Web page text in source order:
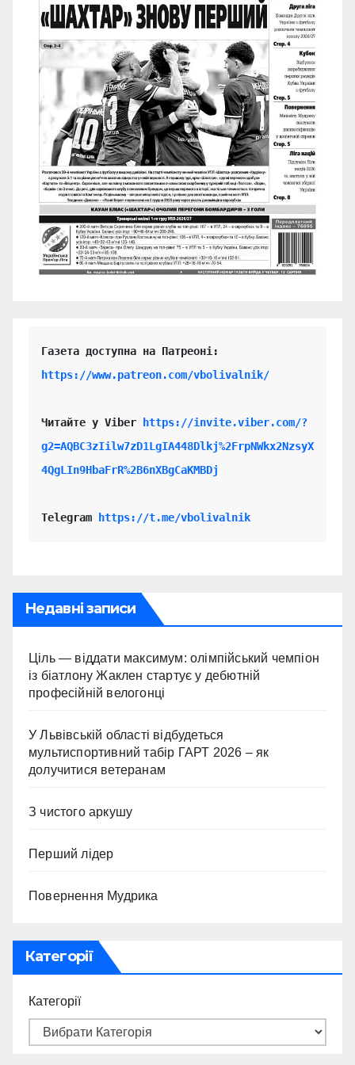
https://www.patreon.com/vbolivalnik/
Читайте у Viber
https://invite.viber.com/?
g2=AQBC3zIilw7zD1LgIA448Dlkj%2FrpNWkx2NzsyX
4QgLIn9HbaFrR%2B6nXBgCaKMBDj
Telegram https://t.me/vbolivalnik
Недавні записи
Ціль — віддати максимум: олімпійський чемпіон
із біатлону Жаклен стартує у дебютній
професійній велогонці
У Львівській області відбудеться
мультиспортивний табір ГАРТ 2026 – як
долучитися ветеранам
З чистого аркушу
Перший лідер
Повернення Мудрика
Категорії
Категорії